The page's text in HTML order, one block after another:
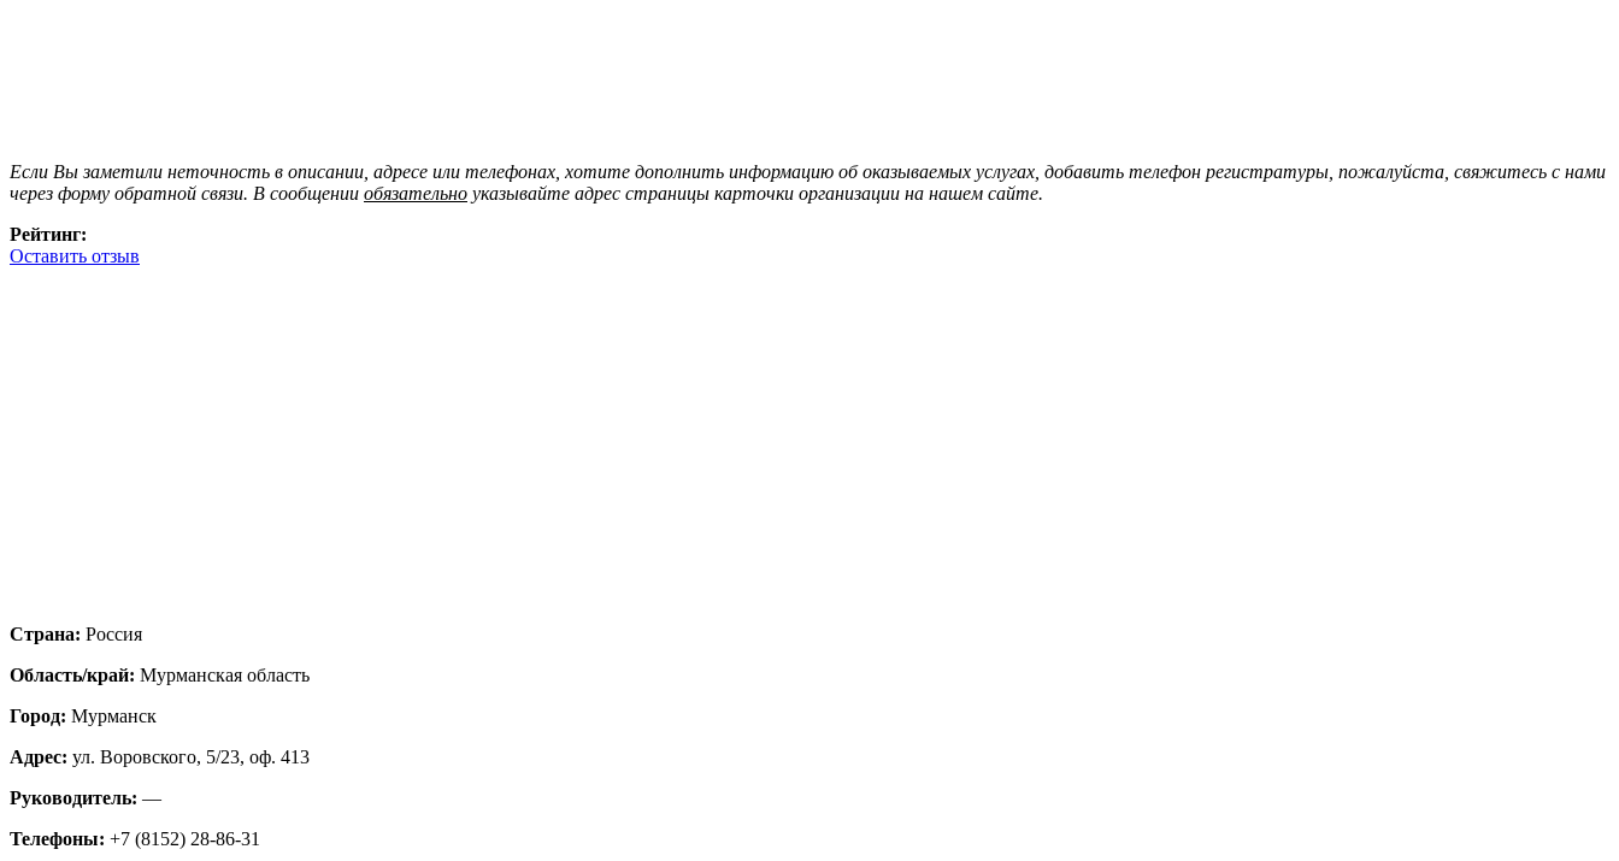
Если Вы заметили неточность в описании, адресе или телефонах, хотите дополнить информацию об оказываемых услугах, добавить телефон регистратуры, пожалуйста, свяжитесь с нами
через форму обратной связи. В сообщении обязательно указывайте адрес страницы карточки организации на нашем сайте.
Рейтинг:
Оставить отзыв
Страна: Россия
Область/край: Мурманская область
Город: Мурманск
Адрес: ул. Воровского, 5/23, оф. 413
Руководитель: —
Телефоны: +7 (8152) 28-86-31